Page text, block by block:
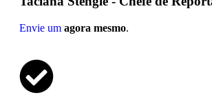
Envie um agora mesmo.